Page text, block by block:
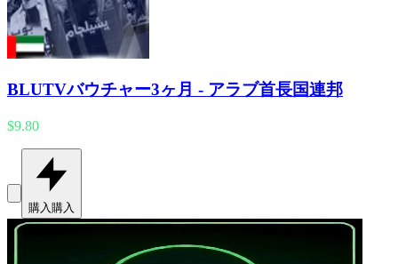
BLUTVバウチャー3ヶ月 - アラブ首長国連邦
$9.80
購入購入